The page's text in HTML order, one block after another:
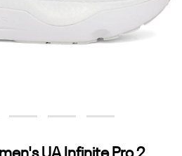
3 4 5
UA Infinite Pro 2